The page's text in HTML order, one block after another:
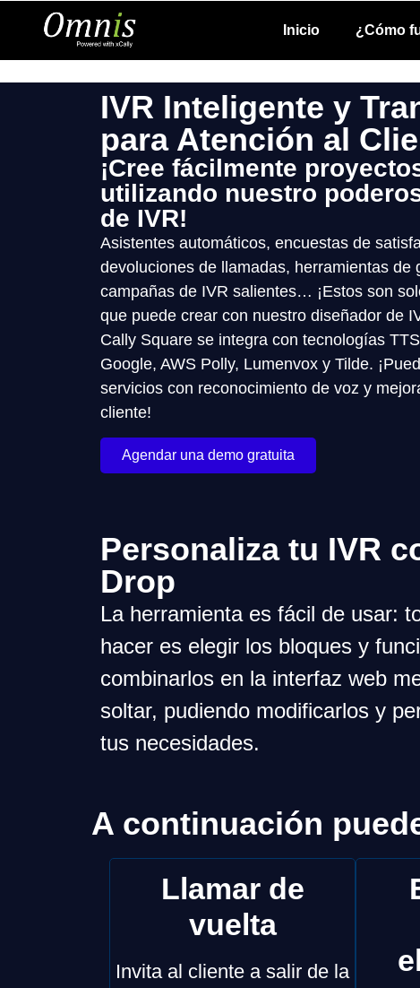
Inicio ¿Cómo
IVR Inteligente y
para Atención al
¡Cree fácilmente
utilizando nuestro
de IVR!
Asistentes automáticos, encuestas de
devoluciones de llamadas, herramientas de
campañas de IVR salientes… ¡Estos son
que puede crear con nuestro diseñador de
Cally Square se integra con tecnologías
Google, AWS Polly, Lumenvox y Tilde.
servicios con reconocimiento de voz y
cliente!
Agendar una demo gratuita
Personaliza tu IVR
Drop
La herramienta es fácil de usar:
hacer es elegir los bloques y
combinarlos en la interfaz web
soltar, pudiendo modificarlos y
tus necesidades.
A continuación
Llamar de
vuelta
Invita al cliente a salir de la